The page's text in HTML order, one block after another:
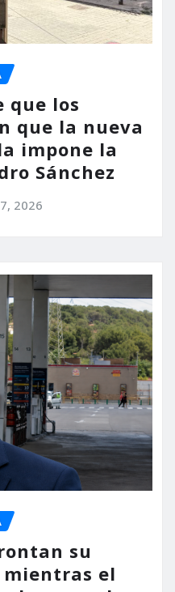
que los
que la nueva
impone la
Sánchez
2026
su
el